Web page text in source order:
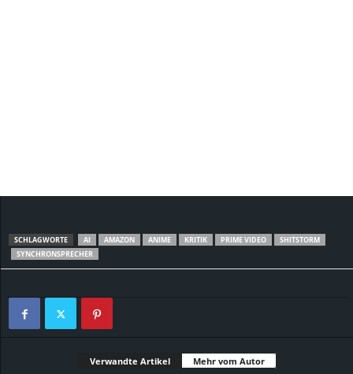
SCHLAGWORTE AI AMAZON ANIME KRITIK PRIME VIDEO
SHITSTORM
SYNCHRONSPRECHER
Verwandte Artikel Mehr vom Autor